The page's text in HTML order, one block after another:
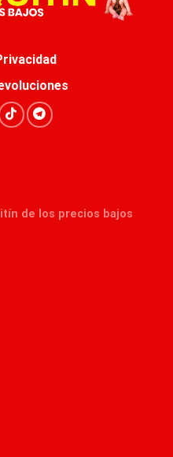
de los precios bajos